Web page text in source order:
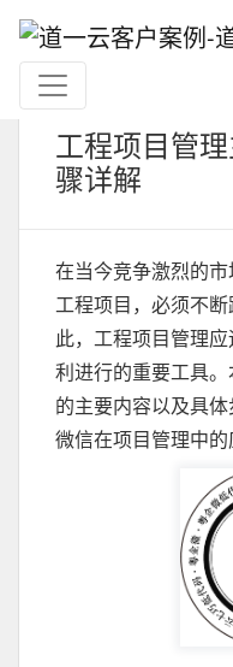
工程项目管
骤详解
在当今竞争激烈的
工程项目，必须不
此，工程项目管理
利进行的重要工具
的主要内容以及具
微信在项目管理中的